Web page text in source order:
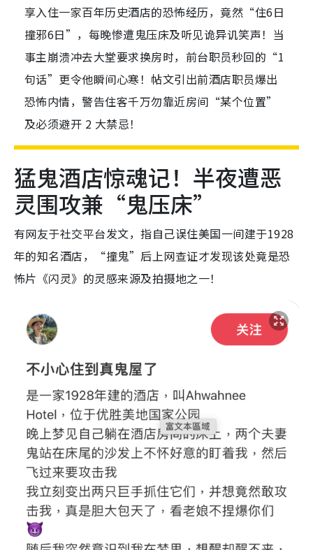
享入住一家百年历史酒店的恐怖经历，竟然“住6日
撞邪6日”，每晚惨遭鬼压床及听见诡异讥笑声！当
事主崩溃冲去大堂要求换房时，前台职员秒回的“1
句话”更令他瞬间心寒！帖文引出前酒店职员爆出
恐怖内情，警告住客千万勿靠近房间“某个位置”
及必须避开 2 大禁忌！
猛鬼酒店惊魂记！半夜遭恶
灵围攻兼“鬼压床”
有网友于社交平台发文，指自己误住美国一间建于1928
年的知名酒店，“撞鬼”后上网查证才发现该处竟是恐
怖片《闪灵》的灵感来源及拍摄地之一！